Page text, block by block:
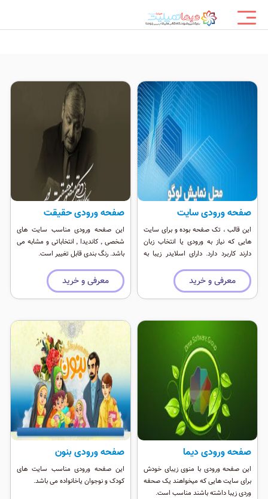
صفحه ورودی سایت
این قالب ، تک صفحه بوده و برای سایت
هایی که نیاز به ورودی یا انتخاب زبان
دارند کاربرد دارد. دارای اسلایدر زیبا به
کاربران شما امکان انتخاب صفحه را می
دهد. این قالب ریسپانسیو بوده و نمایش
موبایلی خوبی دارد.
معرفی و خرید
صفحه ورودی حقیقت
این صفحه ورودی مناسب سایت های
شخصی ٬ کاندیدا ٬ انتخاباتی و مشابه می
باشد. رنگ بندی قابل تغییر است.
معرفی و خرید
صفحه ورودی دیما
این صفحه ورودی با منوی زیبای خودش
برای سایت هایی که میخواهند یک صحفه
وردی زیبا داشته باشند مناسب است.
صفحه ورودی بنون
این صفحه ورودی مناسب سایت های
کودک و نوجوان یاخانواده می باشد.